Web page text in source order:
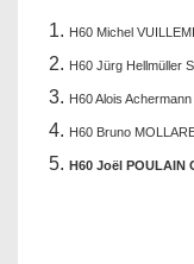
H60 Michel
H60 Jürg Hellmüller
H60 Alois
H60 Bruno
H60 Joël POULAIN